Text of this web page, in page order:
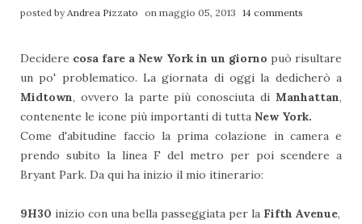
posted by Andrea Pizzato on maggio 05, 2013 14 comments
Decidere cosa fare a New York in un giorno può risultare
un po' problematico. La giornata di oggi la dedicherò a
Midtown, ovvero la parte più conosciuta di Manhattan,
contenente le icone più importanti di tutta New York.
Come d'abitudine faccio la prima colazione in camera e
prendo subito la linea F del metro per poi scendere a
Bryant Park. Da qui ha inizio il mio itinerario:
9H30 inizio con una bella passeggiata per la Fifth Avenue,